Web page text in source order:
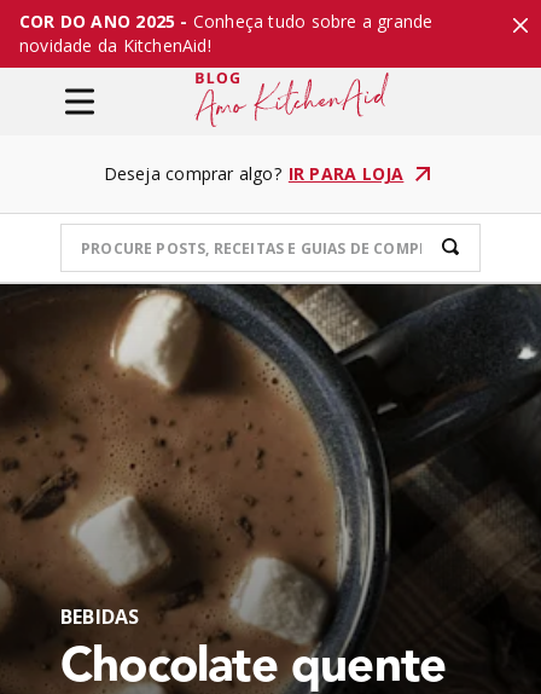
COR DO ANO 2025 - Conheça tudo sobre a grande
novidade da KitchenAid!
Deseja comprar algo? IR PARA LOJA
BEBIDAS
Chocolate quente